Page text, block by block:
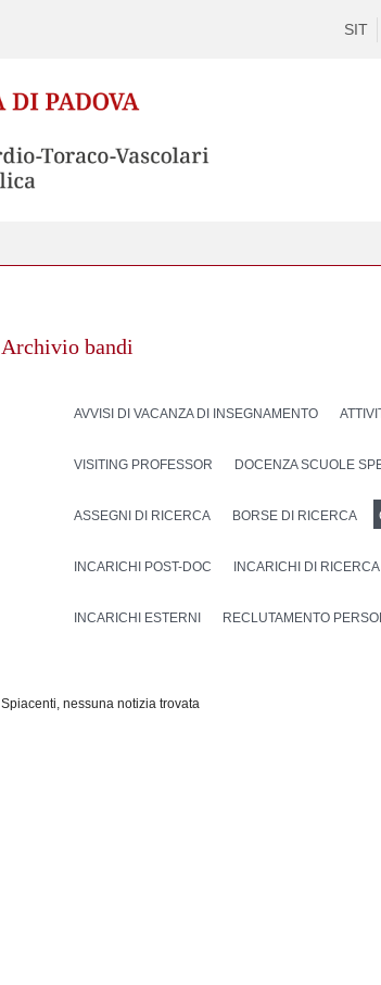
SIT
Archivio bandi
AVVISI DI VACANZA DI INSEGNAMENTO
VISITING PROFESSOR DOCENZA SCUOLE
ASSEGNI DI RICERCA BORSE DI RICERCA
INCARICHI POST-DOC INCARICHI DI RICERCA
INCARICHI ESTERNI RECLUTAMENTO
Spiacenti, nessuna notizia trovata